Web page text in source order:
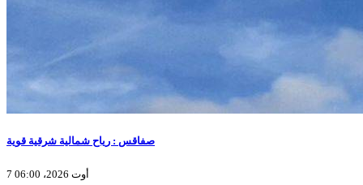
صفاقس : رياح شمالية شرقية قوية
7 أوت 2026، 06:00